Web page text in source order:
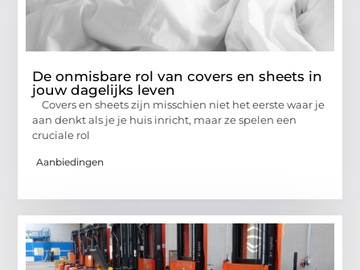
De onmisbare rol van covers en sheets in
jouw dagelijks leven
Covers en sheets zijn misschien niet het eerste waar je
aan denkt als je je huis inricht, maar ze spelen een
cruciale rol
Aanbiedingen